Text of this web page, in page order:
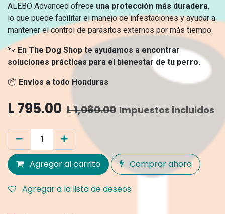
ALEBO Advanced ofrece una protección más duradera,
lo que puede facilitar el manejo de infestaciones y ayudar a
mantener el control de parásitos externos por más tiempo.
🐾 En The Dog Shop te ayudamos a encontrar
soluciones prácticas para el bienestar de tu perro.
📦 Envíos a todo Honduras
L795.00 L1,060.00 Impuestos incluidos
Agregar al carrito Comprar ahora
Agregar a la lista de deseos